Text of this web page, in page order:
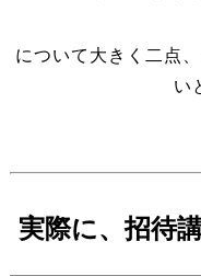
について大きく二点
い
実際に、招待